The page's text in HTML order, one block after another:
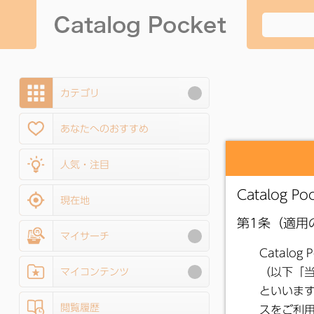
カテゴリ
あなたへのおすすめ
人気・注目
現在地
マイサーチ
マイコンテンツ
閲覧履歴